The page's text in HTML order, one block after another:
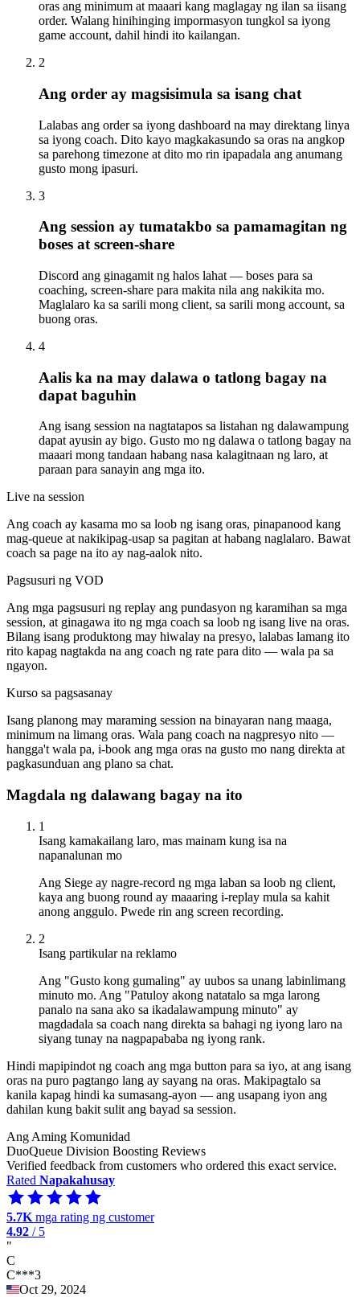
oras ang minimum at maaari kang maglagay ng ilan sa iisang
order. Walang hinihinging impormasyon tungkol sa iyong
game account, dahil hindi ito kailangan.
2
Ang order ay magsisimula sa isang chat
Lalabas ang order sa iyong dashboard na may direktang linya
sa iyong coach. Dito kayo magkakasundo sa oras na angkop
sa parehong timezone at dito mo rin ipapadala ang anumang
gusto mong ipasuri.
3
Ang session ay tumatakbo sa pamamagitan ng
boses at screen-share
Discord ang ginagamit ng halos lahat — boses para sa
coaching, screen-share para makita nila ang nakikita mo.
Maglalaro ka sa sarili mong client, sa sarili mong account, sa
buong oras.
4
Aalis ka na may dalawa o tatlong bagay na
dapat baguhin
Ang isang session na nagtatapos sa listahan ng dalawampung
dapat ayusin ay bigo. Gusto mo ng dalawa o tatlong bagay na
maaari mong tandaan habang nasa kalagitnaan ng laro, at
paraan para sanayin ang mga ito.
Live na session
Ang coach ay kasama mo sa loob ng isang oras, pinapanood kang
mag-queue at nakikipag-usap sa pagitan at habang naglalaro. Bawat
coach sa page na ito ay nag-aalok nito.
Pagsusuri ng VOD
Ang mga pagsusuri ng replay ang pundasyon ng karamihan sa mga
session, at ginagawa ito ng mga coach sa loob ng isang live na oras.
Bilang isang produktong may hiwalay na presyo, lalabas lamang ito
rito kapag nagtakda na ang coach ng rate para dito — wala pa sa
ngayon.
Kurso sa pagsasanay
Isang planong may maraming session na binayaran nang maaga,
minimum na limang oras. Wala pang coach na nagpresyo nito —
hangga't wala pa, i-book ang mga oras na gusto mo nang direkta at
pagkasunduan ang plano sa chat.
Magdala ng dalawang bagay na ito
1
Isang kamakailang laro, mas mainam kung isa na
napanalunan mo
Ang Siege ay nagre-record ng mga laban sa loob ng client,
kaya ang buong round ay maaaring i-replay mula sa kahit
anong anggulo. Pwede rin ang screen recording.
2
Isang partikular na reklamo
Ang "Gusto kong gumaling" ay uubos sa unang labinlimang
minuto mo. Ang "Patuloy akong natatalo sa mga larong
panalo na sana ako sa ikadalawampung minuto" ay
magdadala sa coach nang direkta sa bahagi ng iyong laro na
siyang tunay na nagpapababa ng iyong rank.
Hindi mapipindot ng coach ang mga button para sa iyo, at ang isang
oras na puro pagtango lang ay sayang na oras. Makipagtalo sa
kanila kapag hindi ka sumasang-ayon — ang usapang iyon ang
dahilan kung bakit sulit ang bayad sa session.
Ang Aming Komunidad
DuoQueue Division Boosting Reviews
Verified feedback from customers who ordered this exact service.
Rated Napakahusay
5.7K mga rating ng customer
4.92 / 5
"
C
C***3
Oct 29, 2024